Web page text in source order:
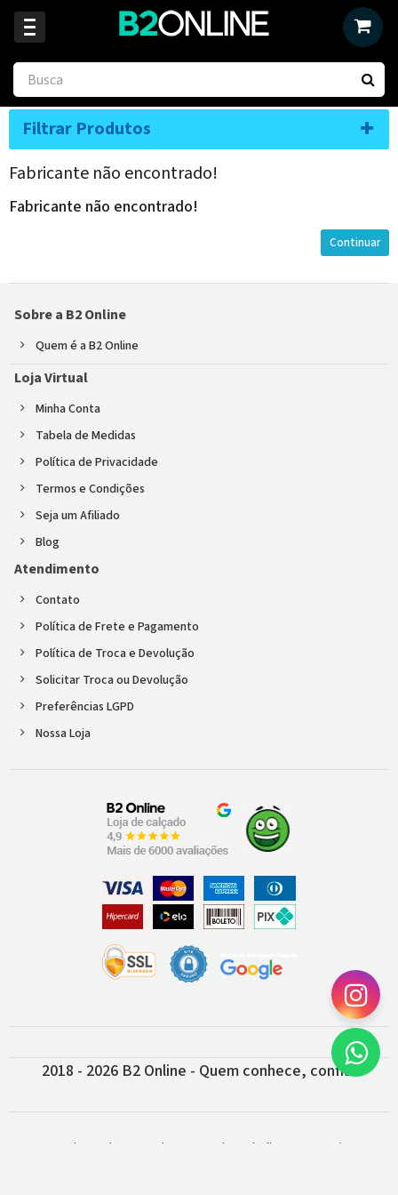
Filtrar Produtos
Fabricante não encontrado!
Fabricante não encontrado!
Continuar
Sobre a B2 Online
Quem é a B2 Online
Loja Virtual
Minha Conta
Tabela de Medidas
Política de Privacidade
Termos e Condições
Seja um Afiliado
Blog
Atendimento
Contato
Política de Frete e Pagamento
Política de Troca e Devolução
Solicitar Troca ou Devolução
Preferências LGPD
Nossa Loja
2018 - 2026 B2 Online - Quem conhece, confia!
B2 Comercio On Line De Artigos Esportivos Eireli - 04.749.459/0001-43